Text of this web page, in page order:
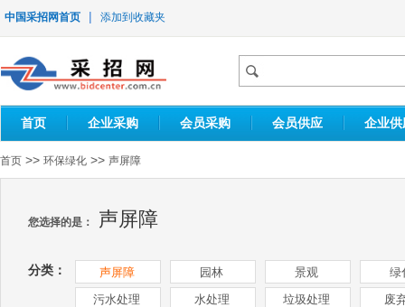
中国采招网首页 | 添加到收藏夹
首页 企业采购 会员采购 会员供应 企业供
首页 >> 环保绿化 >> 声屏障
您选择的是： 声屏障
分类： 声屏障 园林 景观
绿
污水处理
水处理 垃圾处理 废